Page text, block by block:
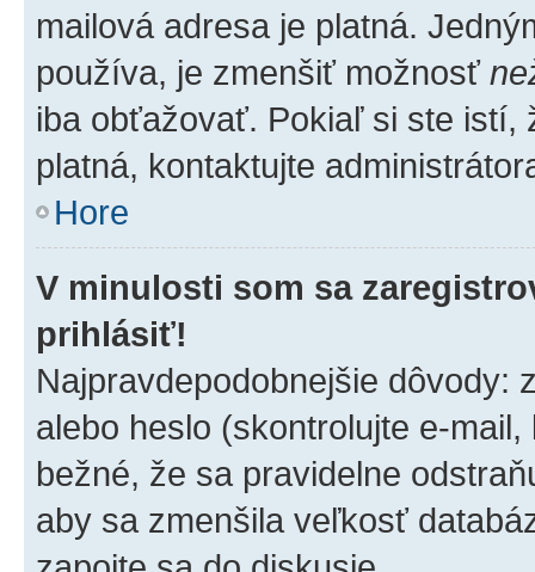
mailová adresa je platná.
používa, je zmenšiť možnosť
iba obťažovať. Pokiaľ si ste istí,
platná, kontaktujte
Hore
V minulosti som sa
prihlásiť!
Najpravdepodobnejšie dôvody:
alebo heslo (skontrolujte e-
bežné, že sa pravidelne
aby sa zmenšila veľkosť